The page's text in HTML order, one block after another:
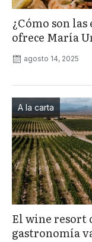
¿Cómo son
ofrece María
agosto 14, 2025
A la carta
El wine resort
gastronomía